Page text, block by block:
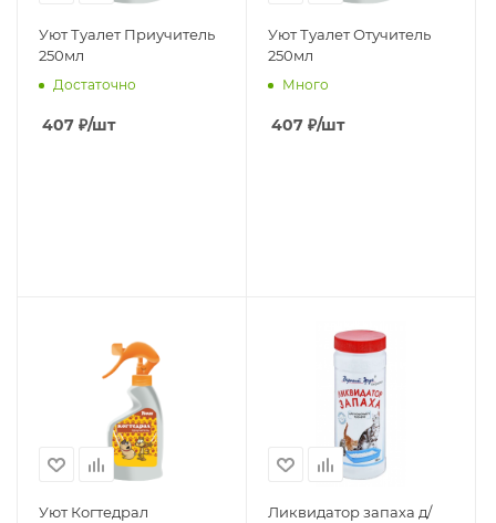
Уют Туалет Приучитель
250мл
Достаточно
407 ₽/шт
Уют Туалет Отучитель
250мл
Много
407 ₽/шт
Уют Когтедрал
Ликвидатор запаха д/